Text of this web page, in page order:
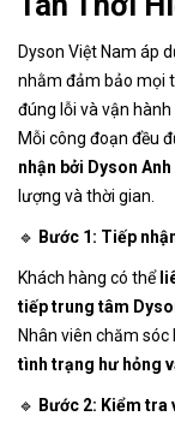
Dyson Việt Nam áp
nhằm đảm bảo mọi
đúng lỗi và vận hành
Mỗi công đoạn đều
nhận bởi Dyson Anh
lượng và thời gian.
🔹 Bước 1: Tiếp
Khách hàng có thể
tiếp trung tâm
Nhân viên chăm sóc
tình trạng hư hỏng
🔹 Bước 2: Kiểm